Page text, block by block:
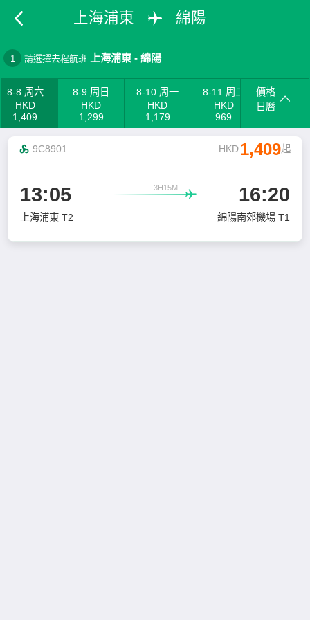
上海浦東 綿陽
1 請選擇去程航班 上海浦東 -綿陽
8-8 周六
HKD
1,409
8-9 周日
HKD
1,299
8-10 周一
HKD
1,179
8-11 周二
HKD
969
價格
日曆
9C8901 HKD 1,409起
13:05 3H15M
 16:20
上海浦東 T2 綿陽南郊機場 T1